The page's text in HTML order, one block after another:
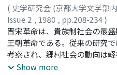
まで基本的趨勢として拡大をつ
フランスのスペイン本国向け輸
ではスペインのアメリカ向け
いるが、六〇年代以降明確に
し、とくに七〇年代末～八○年
主体をなす繊維製品、わけても
( 史学研究会 (京都大学文学部
Issue 2 , 1980 , pp.208-234)
葭森, 健介;Yoshimori, Kensuke
晋宋革命は、貴族制社会の最
王朝革命である。従来の研究
考察され、郷村社会の動向は軽
ら、この革命における郷村社会
Show more